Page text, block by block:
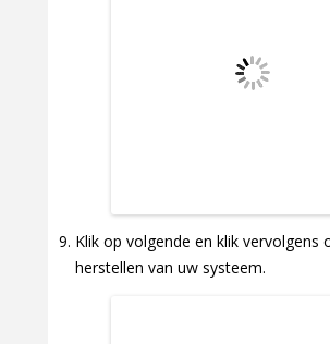
Klik op volgende en klik vervolgens
herstellen van uw systeem.